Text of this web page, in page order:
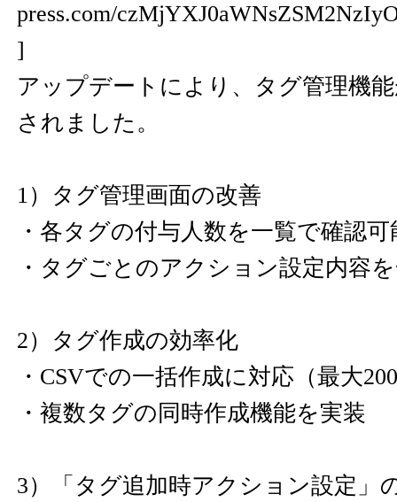
press.com/
]
アップデートにより、タグ管理機
されました。
1）タグ管理画面の改善
・各タグの付与人数を一覧で確認可
・タグごとのアクション設定内容
2）タグ作成の効率化
・CSVでの一括作成に対応（最大
・複数タグの同時作成機能を実装
3）「タグ追加時アクション設定」